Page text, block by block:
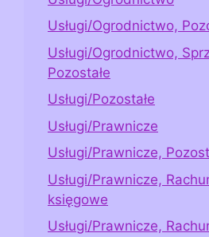
Usługi/Ogrodnictwo,
Usługi/Ogrodnictwo,
Pozostałe
Usługi/Pozostałe
Usługi/Prawnicze
Usługi/Prawnicze,
Usługi/Prawnicze,
księgowe
Usługi/Prawnicze,